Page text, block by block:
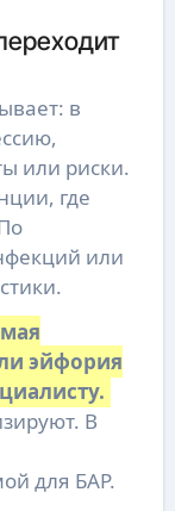
в
или риски.
где
или
эйфория
В
для БАР.